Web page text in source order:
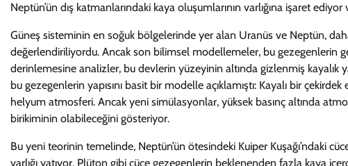
Neptün’ün dış katmanlarındaki kaya oluşumlarının varlığına işaret
Güneş sisteminin en soğuk bölgelerinde yer alan Uranüs ve Neptün,
değerlendiriliyordu. Ancak son bilimsel modellemeler, bu gezegenlerin
derinlemesine analizler, bu devlerin yüzeyinin altında gizlenmiş kayalık
bu gezegenlerin yapısını basit bir modelle açıklamıştı: Kayalı bir
helyum atmosferi. Ancak yeni simülasyonlar, yüksek basınç altında
birikiminin olabileceğini gösteriyor.
Bu yeni teorinin temelinde, Neptün’ün ötesindeki Kuiper Kuşağı’ndaki
varlığı yatıyor. Plüton gibi cüce gezegenlerin beklenenden fazla kaya